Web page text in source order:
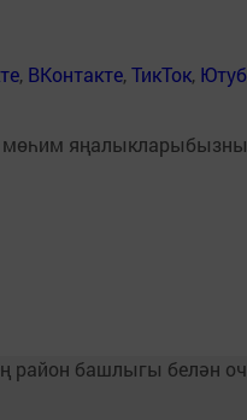
, ВКонтакте,ТикТок, Ютуб
яңалыкларыбызны